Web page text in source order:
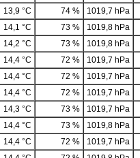
13,9 °C 74 %
1019,7 hPa
14,1 °C 73 %
1019,8 hPa
14,2 °C 73 %
1019,8 hPa
14,4 °C 72 %
1019,7 hPa
14,4 °C 72 %
1019,7 hPa
14,4 °C 72 %
1019,7 hPa
14,3 °C 73 %
1019,7 hPa
14,4 °C 73 %
1019,8 hPa
14,4 °C 72 %
1019,7 hPa